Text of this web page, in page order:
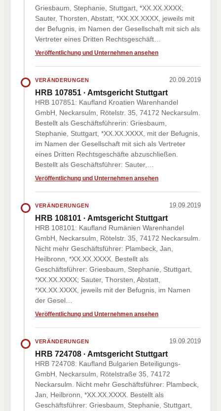
Griesbaum, Stephanie, Stuttgart, *XX.XX.XXXX;
Sauter, Thorsten, Abstatt, *XX.XX.XXXX, jeweils mit
der Befugnis, im Namen der Gesellschaft mit sich als
Vertreter eines Dritten Rechtsgeschäft…
Veröffentlichung und Unternehmen ansehen
VERÄNDERUNGEN 20.09.2019
HRB 107851 · Amtsgericht Stuttgart
HRB 107851: Kaufland Kroatien Warenhandel
GmbH, Neckarsulm, Rötelstr. 35, 74172 Neckarsulm.
Bestellt als Geschäftsführerin: Griesbaum,
Stephanie, Stuttgart, *XX.XX.XXXX, mit der Befugnis,
im Namen der Gesellschaft mit sich als Vertreter
eines Dritten Rechtsgeschäfte abzuschließen.
Bestellt als Geschäftsführer: Sauter,…
Veröffentlichung und Unternehmen ansehen
VERÄNDERUNGEN 19.09.2019
HRB 108101 · Amtsgericht Stuttgart
HRB 108101: Kaufland Rumänien Warenhandel
GmbH, Neckarsulm, Rötelstr. 35, 74172 Neckarsulm.
Nicht mehr Geschäftsführer: Plambeck, Jan,
Heilbronn, *XX.XX.XXXX. Bestellt als
Geschäftsführer: Griesbaum, Stephanie, Stuttgart,
*XX.XX.XXXX; Sauter, Thorsten, Abstatt,
*XX.XX.XXXX, jeweils mit der Befugnis, im Namen
der Gesel…
Veröffentlichung und Unternehmen ansehen
VERÄNDERUNGEN 19.09.2019
HRB 724708 · Amtsgericht Stuttgart
HRB 724708: Kaufland Bulgarien Beteiligungs-
GmbH, Neckarsulm, Rötelstraße 35, 74172
Neckarsulm. Nicht mehr Geschäftsführer: Plambeck,
Jan, Heilbronn, *XX.XX.XXXX. Bestellt als
Geschäftsführer: Griesbaum, Stephanie, Stuttgart,